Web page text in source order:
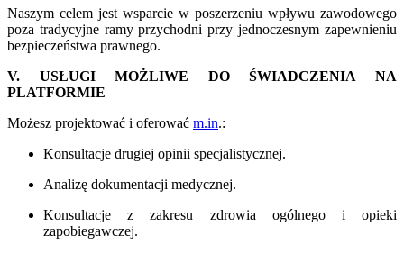
Naszym celem jest wsparcie w poszerzeniu wpływu zawodowego
poza tradycyjne ramy przychodni przy jednoczesnym zapewnieniu
bezpieczeństwa prawnego.
V. USŁUGI MOŻLIWE DO ŚWIADCZENIA NA
PLATFORMIE
Możesz projektować i oferować m.in.:
Konsultacje drugiej opinii specjalistycznej.
Analizę dokumentacji medycznej.
Konsultacje z zakresu zdrowia ogólnego i opieki
zapobiegawczej.